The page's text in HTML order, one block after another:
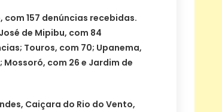
157 denúncias recebidas.
de Mipibu, com 84
Touros, com 70; Upanema,
Mossoró, com 26 e Jardim de
Caiçara do Rio do Vento,